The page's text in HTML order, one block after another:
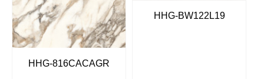
HHG-816CACAGR
HHG-BW122L19